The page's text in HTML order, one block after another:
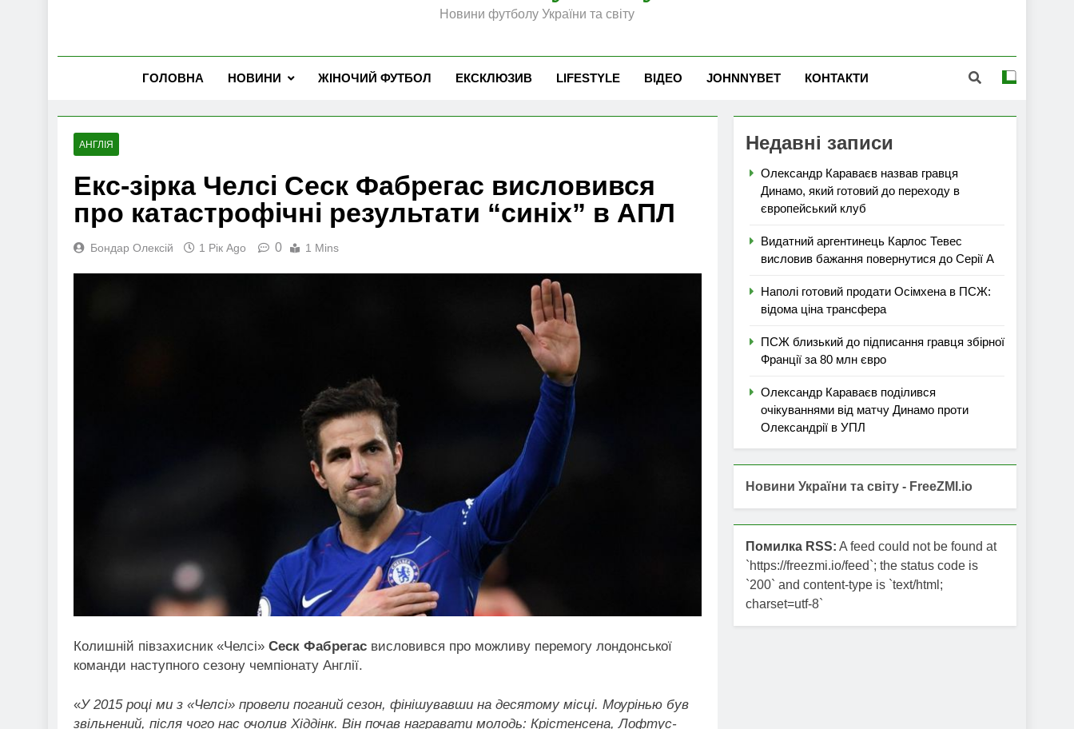
Новини футболу України та світу
ГОЛОВНА НОВИНИ ЖІНОЧИЙ ФУТБОЛ ЕКСКЛЮЗИВ LIFESTYLE ВІДЕО JOHNNYBET КОНТАКТИ
АНГЛІЯ
Екс-зірка Челсі Сеск Фабрегас висловився
про катастрофічні результати “синіх” в АПЛ
Бондар Олексій 1 Рік Ago 0 1 Mins
Колишній півзахисник «Челсі» Сеск Фабрегас висловився про можливу перемогу лондонської
команди наступного сезону чемпіонату Англії.
«У 2015 році ми з «Челсі» провели поганий сезон, фінішувавши на десятому місці. Моурінью був
звільнений, після чого нас очолив Хіддінк. Він почав награвати молодь: Крістенсена, Лофтус-
Недавні записи
Олександр Караваєв назвав гравця
Динамо, який готовий до переходу в
європейський клуб
Видатний аргентинець Карлос Тевес
висловив бажання повернутися до Серії А
Наполі готовий продати Осімхена в ПСЖ:
відома ціна трансфера
ПСЖ близький до підписання гравця збірної
Франції за 80 млн євро
Олександр Караваєв поділився
очікуваннями від матчу Динамо проти
Олександрії в УПЛ
Новини України та світу - FreeZMI.io
Помилка RSS: A feed could not be found at
`https://freezmi.io/feed`; the status code is
`200` and content-type is `text/html;
charset=utf-8`